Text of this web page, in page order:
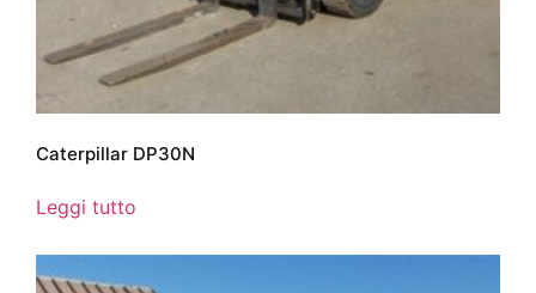
Caterpillar DP30N
Leggi tutto